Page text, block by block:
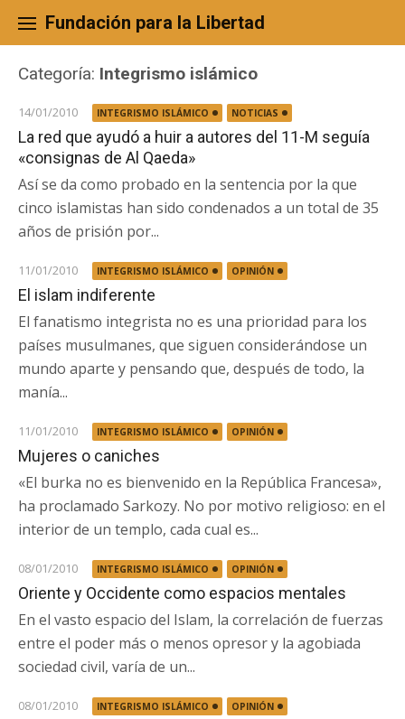
content
Fundación para la Libertad
Categoría: Integrismo islámico
14/01/2010 INTEGRISMO ISLÁMICO NOTICIAS
La red que ayudó a huir a autores del 11-M seguía
«consignas de Al Qaeda»
Así se da como probado en la sentencia por la que
cinco islamistas han sido condenados a un total de 35
años de prisión por...
11/01/2010 INTEGRISMO ISLÁMICO OPINIÓN
El islam indiferente
El fanatismo integrista no es una prioridad para los
países musulmanes, que siguen considerándose un
mundo aparte y pensando que, después de todo, la
manía...
11/01/2010 INTEGRISMO ISLÁMICO OPINIÓN
Mujeres o caniches
«El burka no es bienvenido en la República Francesa»,
ha proclamado Sarkozy. No por motivo religioso: en el
interior de un templo, cada cual es...
08/01/2010 INTEGRISMO ISLÁMICO OPINIÓN
Oriente y Occidente como espacios mentales
En el vasto espacio del Islam, la correlación de fuerzas
entre el poder más o menos opresor y la agobiada
sociedad civil, varía de un...
08/01/2010 INTEGRISMO ISLÁMICO OPINIÓN